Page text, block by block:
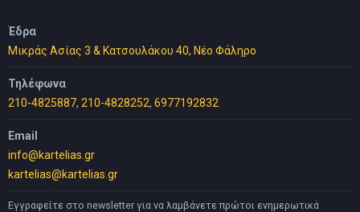
Έδρα
Μικράς Ασίας 3 & Κατσουλάκου 40, Νέο Φάληρο
Τηλέφωνα
210-4825887, 210-4828252, 6977192832
Email
info@kartelias.gr
kartelias@kartelias.gr
Εγγραφείτε στο newsletter για να λαμβάνετε πρώτοι ενημερωτικά